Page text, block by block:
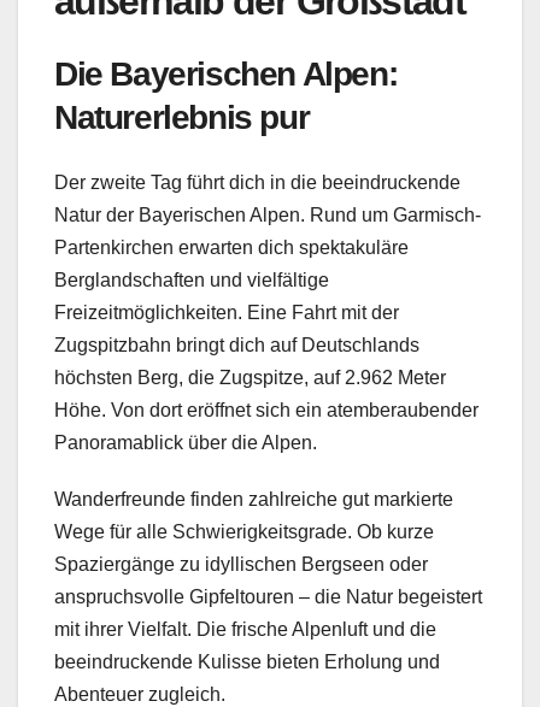
Die Bayerischen Alpen:
Naturerlebnis pur
Der zweite Tag führt dich in die beeindruckende
Natur der Bayerischen Alpen. Rund um Garmisch-
Partenkirchen erwarten dich spektakuläre
Berglandschaften und vielfältige
Freizeitmöglichkeiten. Eine Fahrt mit der
Zugspitzbahn bringt dich auf Deutschlands
höchsten Berg, die Zugspitze, auf 2.962 Meter
Höhe. Von dort eröffnet sich ein atemberaubender
Panoramablick über die Alpen.
Wanderfreunde finden zahlreiche gut markierte
Wege für alle Schwierigkeitsgrade. Ob kurze
Spaziergänge zu idyllischen Bergseen oder
anspruchsvolle Gipfeltouren – die Natur begeistert
mit ihrer Vielfalt. Die frische Alpenluft und die
beeindruckende Kulisse bieten Erholung und
Abenteuer zugleich.